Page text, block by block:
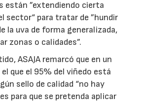
están ”extendiendo cierta
sector“ para tratar de ”hundir
la uva de forma generalizada,
zonas o calidades”.
ASAJA remarcó que en un
que el 95% del viñedo está
sello de calidad “no hay
para que se pretenda aplicar